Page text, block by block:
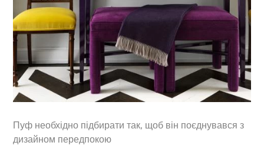
Пуф необхідно підбирати так, щоб він поєднувався з
дизайном передпокою